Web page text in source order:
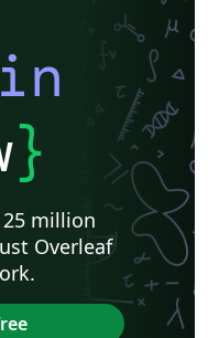
}
million
Overleaf